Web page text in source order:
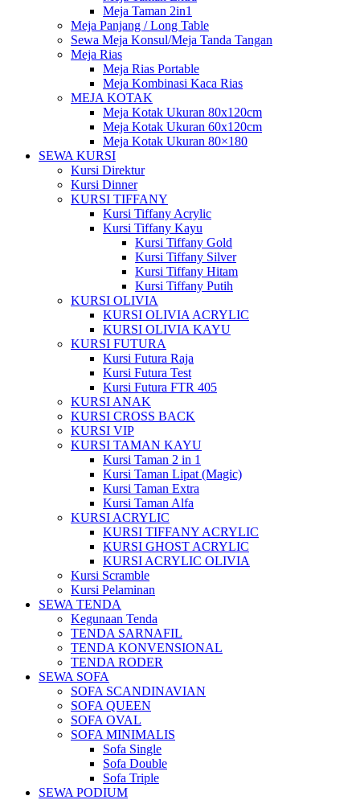
Meja Taman 2in1
Meja Panjang / Long Table
Sewa Meja Konsul/Meja Tanda Tangan
Meja Rias
Meja Rias Portable
Meja Kombinasi Kaca Rias
MEJA KOTAK
Meja Kotak Ukuran 80x120cm
Meja Kotak Ukuran 60x120cm
Meja Kotak Ukuran 80×180
SEWA KURSI
Kursi Direktur
Kursi Dinner
KURSI TIFFANY
Kursi Tiffany Acrylic
Kursi Tiffany Kayu
Kursi Tiffany Gold
Kursi Tiffany Silver
Kursi Tiffany Hitam
Kursi Tiffany Putih
KURSI OLIVIA
KURSI OLIVIA ACRYLIC
KURSI OLIVIA KAYU
KURSI FUTURA
Kursi Futura Raja
Kursi Futura Test
Kursi Futura FTR 405
KURSI ANAK
KURSI CROSS BACK
KURSI VIP
KURSI TAMAN KAYU
Kursi Taman 2 in 1
Kursi Taman Lipat (Magic)
Kursi Taman Extra
Kursi Taman Alfa
KURSI ACRYLIC
KURSI TIFFANY ACRYLIC
KURSI GHOST ACRYLIC
KURSI ACRYLIC OLIVIA
Kursi Scramble
Kursi Pelaminan
SEWA TENDA
Kegunaan Tenda
TENDA SARNAFIL
TENDA KONVENSIONAL
TENDA RODER
SEWA SOFA
SOFA SCANDINAVIAN
SOFA QUEEN
SOFA OVAL
SOFA MINIMALIS
Sofa Single
Sofa Double
Sofa Triple
SEWA PODIUM